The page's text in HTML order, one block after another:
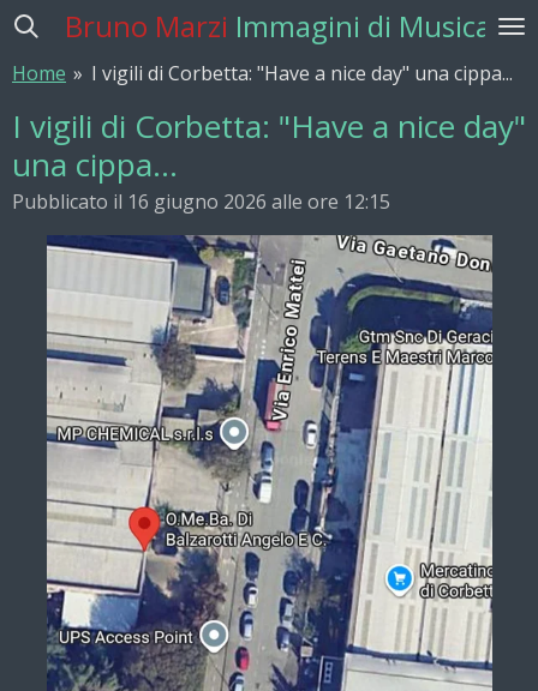
Vai
contenuto
principale
Bruno Marzi Immagini di Musica
Home » I vigili di Corbetta: "Have a nice day" una cippa...
I vigili di Corbetta: "Have a nice day"
una cippa...
Pubblicato il 16 giugno 2026 alle ore 12:15